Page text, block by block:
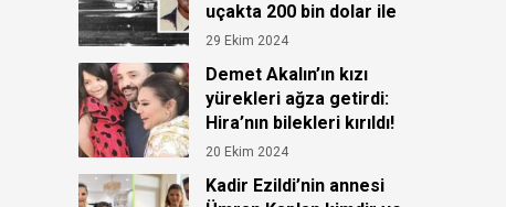
uçakta 200 bin dolar ile
ortadan kayboldu!
29 Ekim 2024
Demet Akalın’ın kızı
yürekleri ağza getirdi:
Hira’nın bilekleri kırıldı!
20 Ekim 2024
Kadir Ezildi’nin annesi